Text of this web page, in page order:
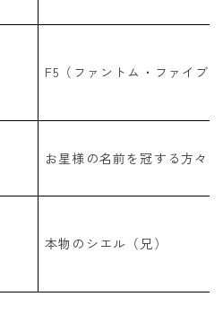
F5（ファントム・ファイブ）
お星様の名前を冠する方々
本物のシエル（兄）